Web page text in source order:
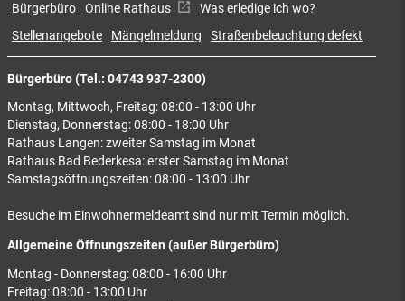
Bürgerbüro (Tel.: 04743 937-2300)
Montag, Mittwoch, Freitag: 08:00 - 13:00 Uhr
Dienstag, Donnerstag: 08:00 - 18:00 Uhr
Rathaus Langen: zweiter Samstag im Monat
Rathaus Bad Bederkesa: erster Samstag im Monat
Samstagsöffnungszeiten: 08:00 - 13:00 Uhr
Besuche im Einwohnermeldeamt sind nur mit Termin möglich.
Allgemeine Öffnungszeiten (außer Bürgerbüro)
Montag - Donnerstag: 08:00 - 16:00 Uhr
Freitag: 08:00 - 13:00 Uhr
Bürgerbüro Online Rathaus
Was erledige ich wo?
Stellenangebote
Mängelmeldung Straßenbeleuchtung defekt